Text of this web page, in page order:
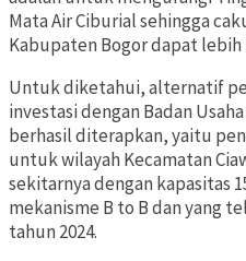
Mata Air Ciburial sehingga
Kabupaten Bogor dapat lebih
Untuk diketahui, alternatif
investasi dengan Badan
berhasil diterapkan, yaitu
untuk wilayah Kecamatan
sekitarnya dengan kapasitas
mekanisme B to B dan yang
tahun 2024.